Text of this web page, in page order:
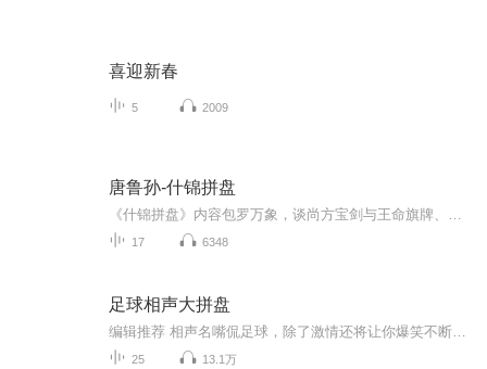
喜迎新春
5 2009
唐鲁孙-什锦拼盘
17 6348
足球相声大拼盘
25 13.1万